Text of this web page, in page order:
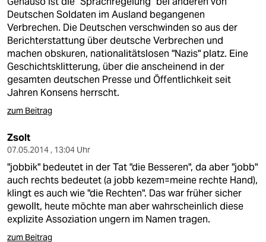
Deutschen Soldaten im Ausland begangenen
Verbrechen. Die Deutschen verschwinden so aus der
Berichterstattung über deutsche Verbrechen und
machen obskuren, nationalitätslosen "Nazis" platz. Eine
Geschichtsklitterung, über die anscheinend in der
gesamten deutschen Presse und Öffentlichkeit seit
Jahren Konsens herrscht.
zum Beitrag
Zsolt
07.05.2014 , 13:04 Uhr
"jobbik" bedeutet in der Tat "die Besseren", da aber "jobb"
auch rechts bedeutet (a jobb kezem=meine rechte Hand),
klingt es auch wie "die Rechten". Das war früher sicher
gewollt, heute möchte man aber wahrscheinlich diese
explizite Assoziation ungern im Namen tragen.
zum Beitrag